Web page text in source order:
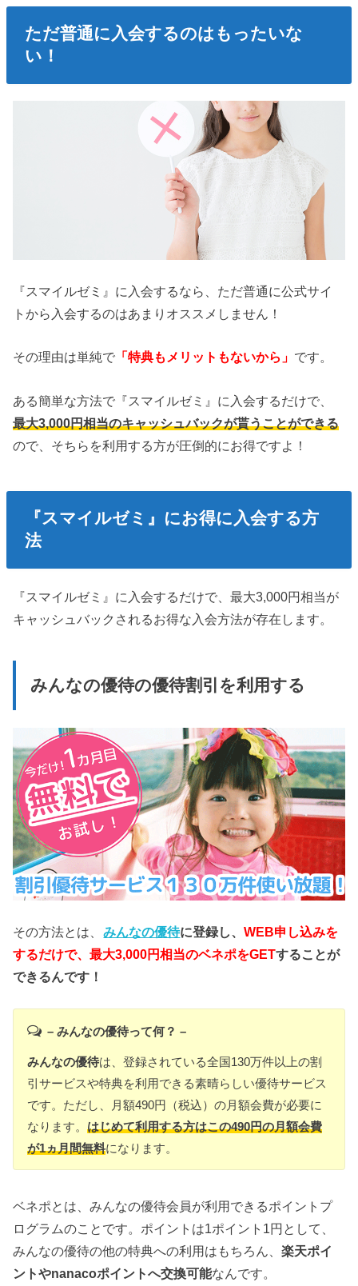
ただ普通に入会するのはもったいな
い！
『スマイルゼミ』に入会するなら、ただ普通に公式サイ
トから入会するのはあまりオススメしません！
その理由は単純で 「特典もメリットもないから」 です。
ある簡単な方法で『スマイルゼミ』に入会するだけで、
最大3,000円相当のキャッシュバックが貰うことができる
ので、そちらを利用する方が圧倒的にお得ですよ！
『スマイルゼミ』にお得に入会する方
法
『スマイルゼミ』に入会するだけで、最大3,000円相当が
キャッシュバックされるお得な入会方法が存在します。
みんなの優待の優待割引を利用する
その方法とは、 みんなの優待に登録し、WEB申し込みを
するだけで、最大3,000円相当のベネポをGETすることが
できるんです！
– みんなの優待って何？ –
みんなの優待は、登録されている全国130万件以上の割
引サービスや特典を利用できる素晴らしい優待サービス
です。ただし、月額490円（税込）の月額会費が必要に
なります。はじめて利用する方はこの490円の月額会費
が1ヵ月間無料になります。
ベネポとは、みんなの優待会員が利用できるポイントプ
ログラムのことです。ポイントは1ポイント1円として、
みんなの優待の他の特典への利用はもちろん、楽天ポイ
ントやnanacoポイントへ交換可能なんです。